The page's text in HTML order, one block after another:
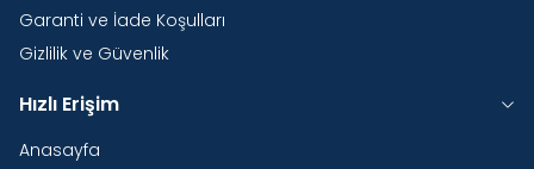
Garanti ve İade Koşulları
Gizlilik ve Güvenlik
Hızlı Erişim
Anasayfa